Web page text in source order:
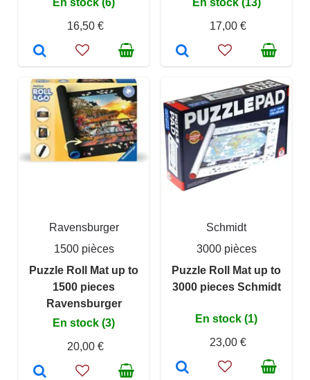
En stock (6)
16,50 €
En stock (13)
17,00 €
Ravensburger
1500 pièces
Puzzle Roll Mat up to
1500 pieces
Ravensburger
En stock (3)
20,00 €
Schmidt
3000 pièces
Puzzle Roll Mat up to
3000 pieces Schmidt
En stock (1)
23,00 €